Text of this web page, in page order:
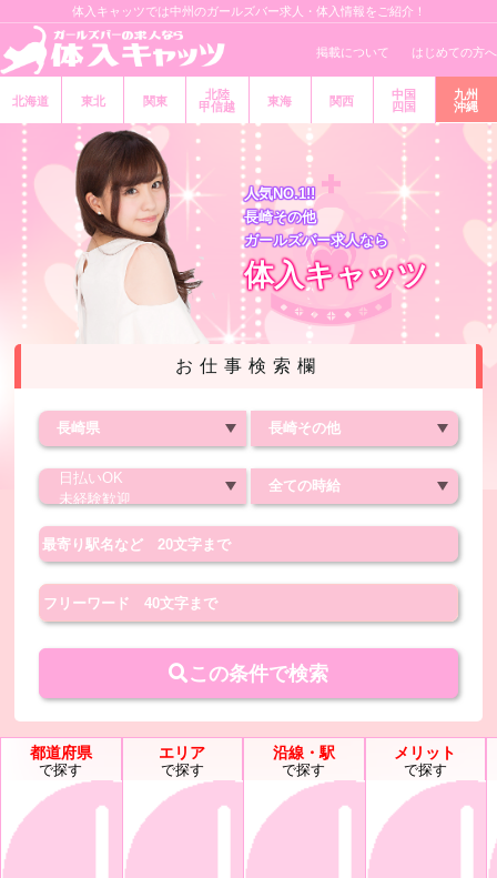
体入キャッツでは中州のガールズバー求人・体入情報をご紹介！
はじめての方へ
掲載について
北海道 東北 関東
北陸
甲信越
東海 関西
中国
四国
九州
沖縄
人気NO.1!!
長崎その他
ガールズバー求人なら
体入キャッツ
都道府県
で探す
エリア
で探す
沿線・駅
で探す
メリット
で探す
お仕事検索欄
この条件で検索